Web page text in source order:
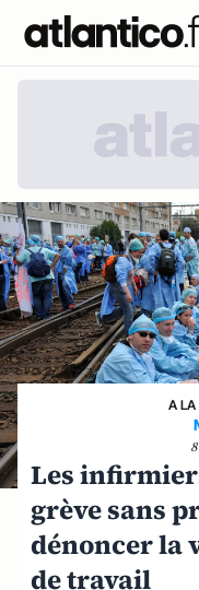
A LA
Les
grève sans
dénoncer la
de travail